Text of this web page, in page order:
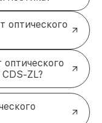
оптического
ZL?